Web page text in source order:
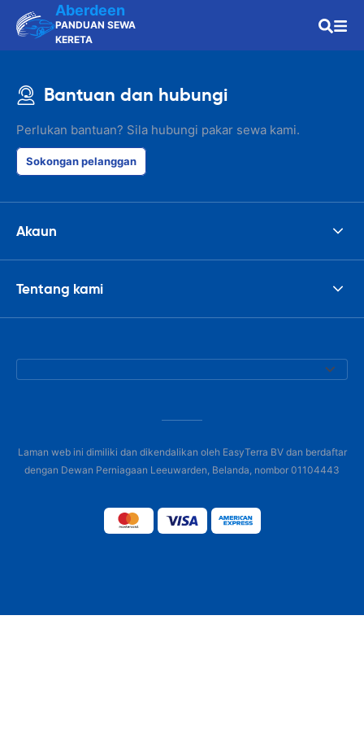
Aberdeen
PANDUAN SEWA
KERETA
Bantuan dan hubungi
Perlukan bantuan? Sila hubungi pakar sewa kami.
Sokongan pelanggan
Akaun
Tentang kami
Laman web ini dimiliki dan dikendalikan oleh EasyTerra BV dan berdaftar
dengan Dewan Perniagaan Leeuwarden, Belanda, nombor 01104443